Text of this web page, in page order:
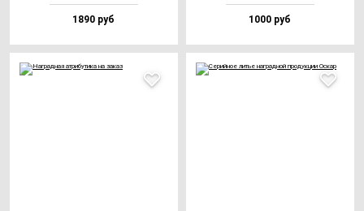
1890 руб 1000 руб